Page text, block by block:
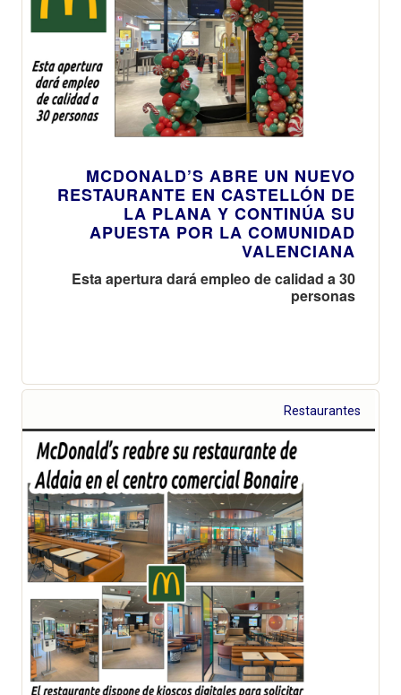
MCDONALD’S ABRE UN NUEVO
RESTAURANTE EN CASTELLÓN DE
LA PLANA Y CONTINÚA SU
APUESTA POR LA COMUNIDAD
VALENCIANA
Esta apertura dará empleo de calidad a 30
personas
Restaurantes